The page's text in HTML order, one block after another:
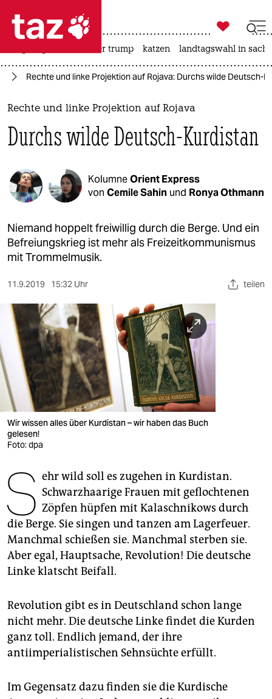
 taz zahl ich
taz zahl ich
themen
politik
öko
gesellschaft
kultur
sport
nord
wahrheit
verlag
verlag
veranstaltungen
shop
fragen & hilfe
unterstützen
genossenschaft
epaper login

taz zahl ich
usa unter trump katzen landtagswahl in
Rechte und linke Projektion auf Rojava: Durchs wilde Deutsch-
Rechte und linke Projektion auf Rojava
Durchs wilde Deutsch-Kurdistan
KolumneOrient Express
von Cemile Sahin und Ronya Othmann
Niemand hoppelt freiwillig durch die Berge. Und ein
Befreiungskrieg ist mehr als Freizeitkommunismus
mit Trommelmusik.
11.9.2019 15:32 Uhr teilen
Wir wissen alles über Kurdistan – wir haben das Buch
gelesen!
Foto: dpa
S ehr wild soll es zugehen in Kurdistan.
Schwarzhaarige Frauen mit geflochtenen
Zöpfen hüpfen mit Kalaschnikows durch
die Berge. Sie singen und tanzen am Lagerfeuer.
Manchmal schießen sie. Manchmal sterben sie.
Aber egal, Hauptsache, Revolution! Die deutsche
Linke klatscht Beifall.
Revolution gibt es in Deutschland schon lange
nicht mehr. Die deutsche Linke findet die Kurden
ganz toll. Endlich jemand, der ihre
antiimperialistischen Sehnsüchte erfüllt.
Im Gegensatz dazu finden sie die Kurdische